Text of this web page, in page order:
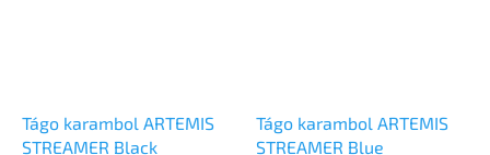
Tágo karambol ARTEMIS
STREAMER Black
Tágo karambol ARTEMIS
STREAMER Blue